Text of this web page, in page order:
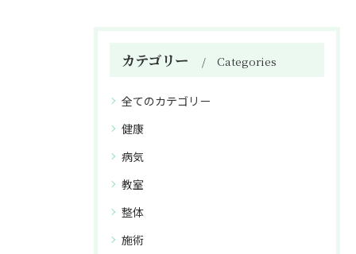
カテゴリー Categories
全てのカテゴリー
健康
病気
教室
整体
施術